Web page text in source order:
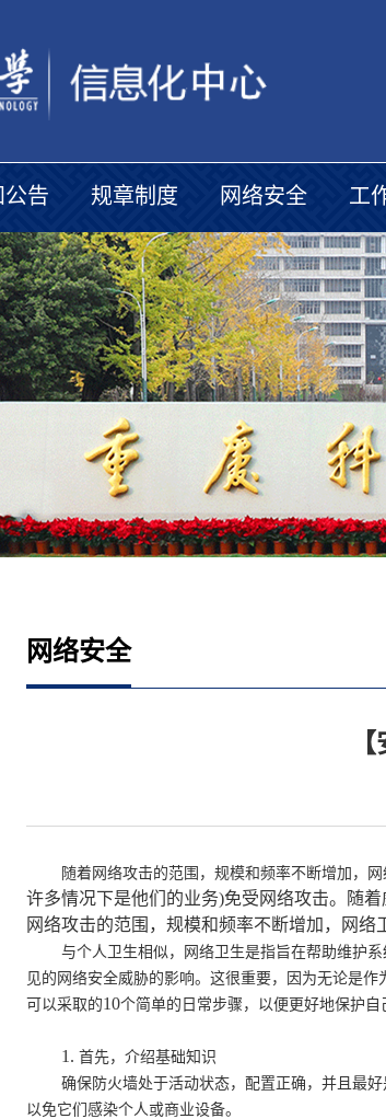
公告 规章制度 网络安全 工
网络安全
随着网络攻击的范围，规模和频率不断增加，
许多情况下是他们的业务)免受网络攻击。随
网络攻击的范围，规模和频率不断增加，网络
与个人卫生相似，网络卫生是指旨在帮助维护
见的网络安全威胁的影响。这很重要，因为无论是
可以采取的10个简单的日常步骤，以便更好地保护自
1. 首先，介绍基础知识
确保防火墙处于活动状态，配置正确，并且最
以免它们感染个人或商业设备。